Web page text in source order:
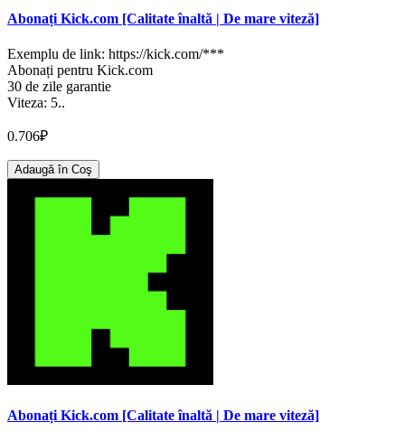
Abonați Kick.com [Calitate înaltă | De mare viteză]
Exemplu de link: https://kick.com/***
Abonați pentru Kick.com
30 de zile garantie
Viteza: 5..
0.706₽
Adaugă în Coş
Abonați Kick.com [Calitate înaltă | De mare viteză]